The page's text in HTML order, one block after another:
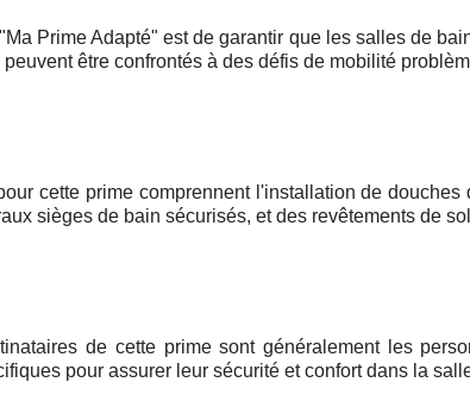
Prime Adapté" est de garantir que les salles de
être confrontés à des défis de mobilité
cette prime comprennent l'installation de
sièges de bain sécurisés, et des revêtements de
de cette prime sont généralement les
pour assurer leur sécurité et confort dans la